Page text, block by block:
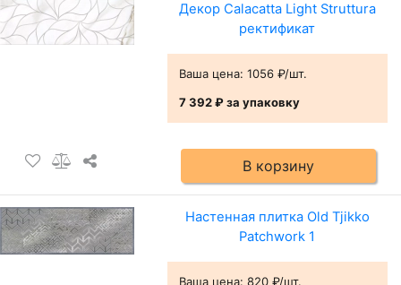
Декор Calacatta Light Struttura
ректификат
Ваша цена: 1056 ₽/шт.
7 392 ₽за упаковку
В корзину
Настенная плитка Old Tjikko
Patchwork 1
Ваша цена: 820 ₽/шт.